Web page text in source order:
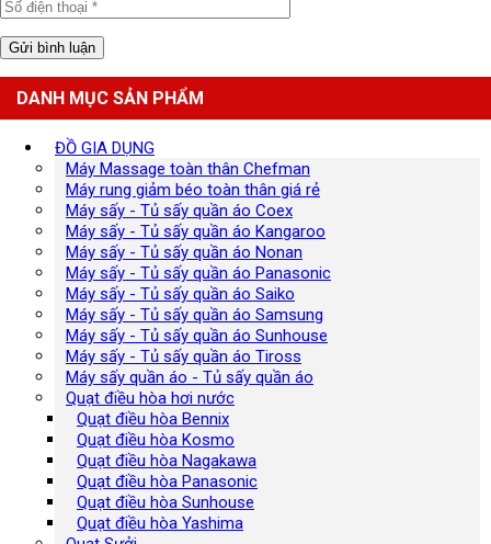
DANH MỤC SẢN PHẨM
ĐỒ GIA DỤNG
Máy Massage toàn thân Chefman
Máy rung giảm béo toàn thân giá rẻ
Máy sấy - Tủ sấy quần áo Coex
Máy sấy - Tủ sấy quần áo Kangaroo
Máy sấy - Tủ sấy quần áo Nonan
Máy sấy - Tủ sấy quần áo Panasonic
Máy sấy - Tủ sấy quần áo Saiko
Máy sấy - Tủ sấy quần áo Samsung
Máy sấy - Tủ sấy quần áo Sunhouse
Máy sấy - Tủ sấy quần áo Tiross
Máy sấy quần áo - Tủ sấy quần áo
Quạt điều hòa hơi nước
Quạt điều hòa Bennix
Quạt điều hòa Kosmo
Quạt điều hòa Nagakawa
Quạt điều hòa Panasonic
Quạt điều hòa Sunhouse
Quạt điều hòa Yashima